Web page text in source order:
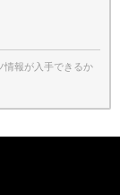
情報が入手できるか